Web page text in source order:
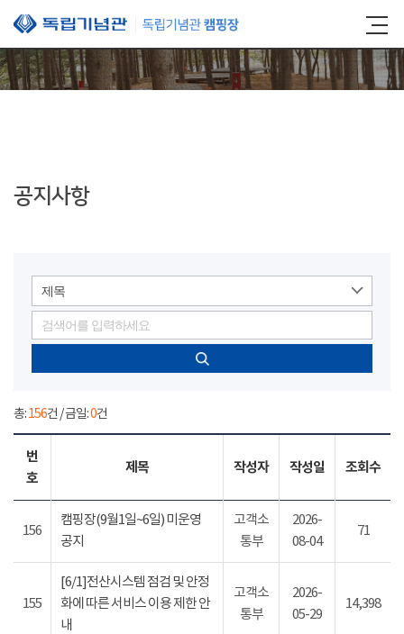
본문 바로가기
공지사항
제목
총:156건 / 금일:0건
번
호
제목 작성자 작성일 조회수
156
캠핑장(9월1일~6일) 미운영
공지
고객소
통부
2026-
08-04
71
155
[6/1]전산시스템 점검 및 안정
화에 따른 서비스 이용 제한 안
내
고객소
통부
2026-
05-29
14,398